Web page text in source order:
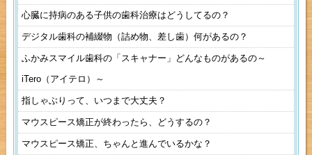
心臓に持病のある子供の歯科治療はどうしてるの？
デジタル歯科の補綴物（詰め物、差し歯）何があるの？
ふかみスマイル歯科の「スキャナー」どんなものがあるの～
iTero（アイテロ）～
指しゃぶりって、いつまで大丈夫？
マウスピース矯正が終わったら、どうするの？
マウスピース矯正、ちゃんと進んでいるかな？